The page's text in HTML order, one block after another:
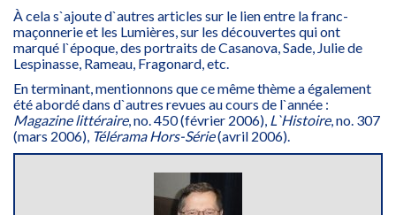
À cela s`ajoute d`autres articles sur le lien entre la franc-
maçonnerie et les Lumières, sur les découvertes qui ont
marqué l`époque, des portraits de Casanova, Sade, Julie de
Lespinasse, Rameau, Fragonard, etc.
En terminant, mentionnons que ce même thème a également
été abordé dans d`autres revues au cours de l`année :
Magazine littéraire, no. 450 (février 2006), L`Histoire, no. 307
(mars 2006), Télérama Hors-Série(avril 2006).